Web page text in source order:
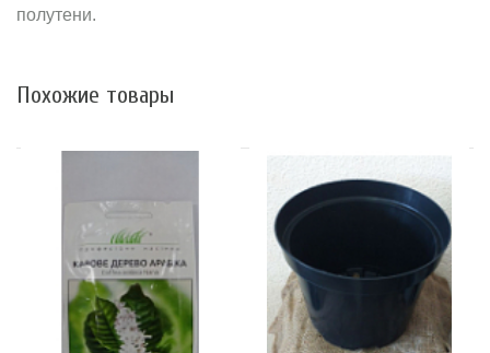
полутени.
Похожие товары